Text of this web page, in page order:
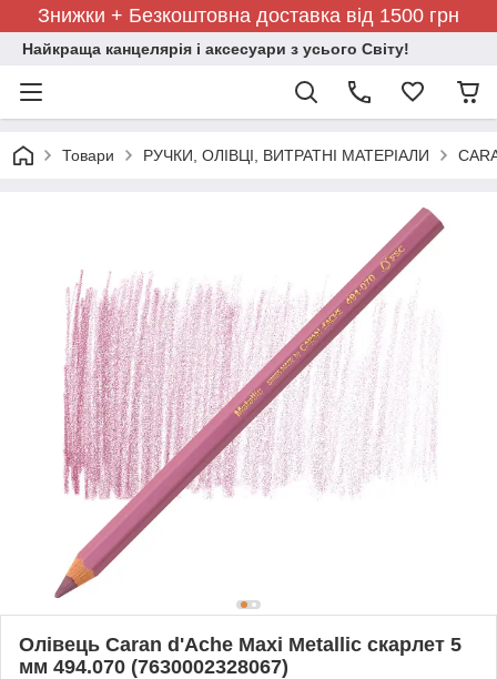
Знижки + Безкоштовна доставка від 1500 грн
Найкраща канцелярія і аксесуари з усього Світу!
Товари РУЧКИ, ОЛІВЦІ, ВИТРАТНІ МАТЕРІАЛИ
Олівець Caran d'Ache Maxi Metallic скарлет 5
мм 494.070 (7630002328067)